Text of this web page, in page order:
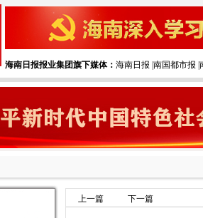
海南日报报业集团旗下媒体： 海南日报 南国都市报
上一篇 下一篇